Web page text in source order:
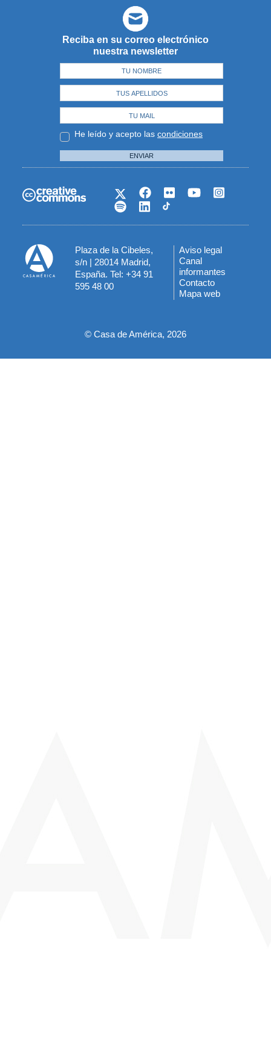
Reciba en su correo electrónico
nuestra newsletter
He leído y acepto las condiciones
ENVIAR
Plaza de la Cibeles,
s/n | 28014 Madrid,
España. Tel: +34 91
595 48 00
Menú
del
pie
Aviso legal
Canal
informantes
Contacto
Mapa web
© Casa de América, 2026